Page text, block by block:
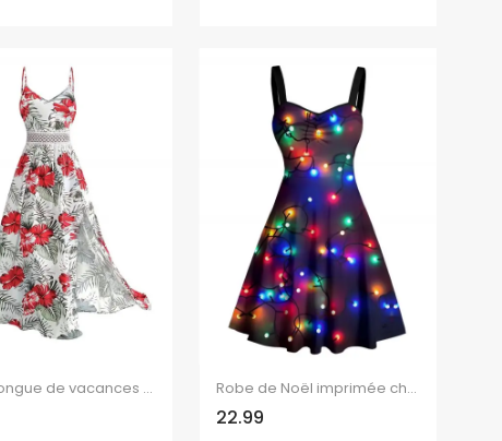
Robe longue de vacances à motif floral et feuilles, panneau en dentelle géométrique, ajourée, bretelles spaghetti, ligne A Robe de Noël imprimée chaîne d'éclairs, robe de fête froncée
22.99